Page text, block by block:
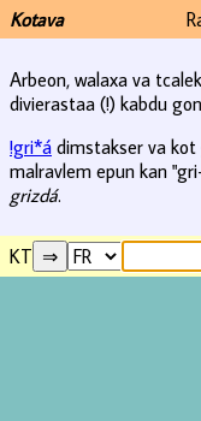
Kotava
Arbeon, walaxa va
divierastaa (!) kabdu
!gri*á dimstakser va kot
malravlem epun kan
grizdá.
KT